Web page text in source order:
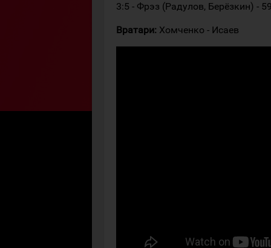
3:5 - Фрэз (Радулов, Берёзкин) -
Вратари: Хомченко - Исаев